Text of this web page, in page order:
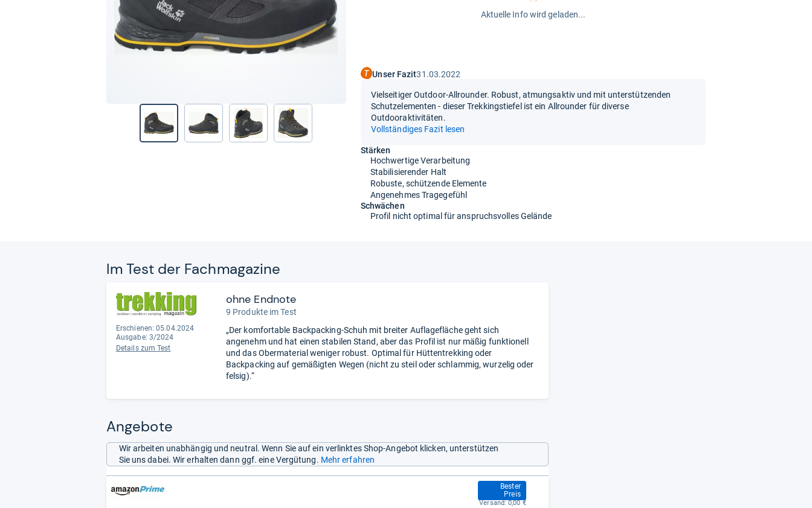
Aktuelle Info wird geladen...
Unser Fazit31.03.2022
Vielseitiger Outdoor-Allrounder. Robust, atmungsaktiv und mit unterstützenden
Schutzelementen - dieser Trekkingstiefel ist ein Allrounder für diverse
Outdooraktivitäten.
Vollständiges Fazit lesen
Stärken
Hochwertige Verarbeitung
Stabilisierender Halt
Robuste, schützende Elemente
Angenehmes Tragegefühl
Schwächen
Profil nicht optimal für anspruchsvolles Gelände
Im Test der Fach­ma­ga­zine
Erschienen: 05.04.2024
Ausgabe: 3/2024
Details zum Test
ohne Endnote
9 Produkte im Test
„Der komfortable Backpacking-Schuh mit breiter Auflagefläche geht sich
angenehm und hat einen stabilen Stand, aber das Profil ist nur mäßig funktionell
und das Obermaterial weniger robust. Optimal für Hüttentrekking oder
Backpacking auf gemäßigten Wegen (nicht zu steil oder schlammig, wurzelig oder
felsig).“
Angebote
Wir arbeiten unabhängig und neutral. Wenn Sie auf ein verlinktes Shop-Angebot klicken, unterstützen
Sie uns dabei. Wir erhalten dann ggf. eine Vergütung. Mehr erfahren
Bester
Preis
109,98 €
Versand:0,00 €